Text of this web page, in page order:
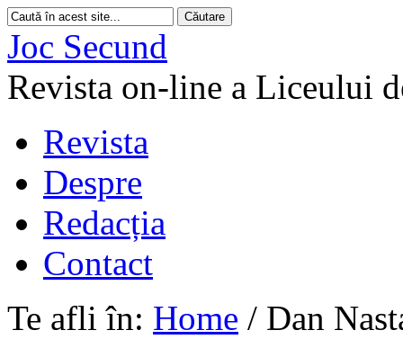
Joc Secund
Revista on-line a Liceului
Revista
Despre
Redacția
Contact
Te afli în: Home / Dan